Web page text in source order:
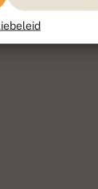
door